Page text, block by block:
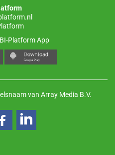
Platform App
van Array Media B.V.